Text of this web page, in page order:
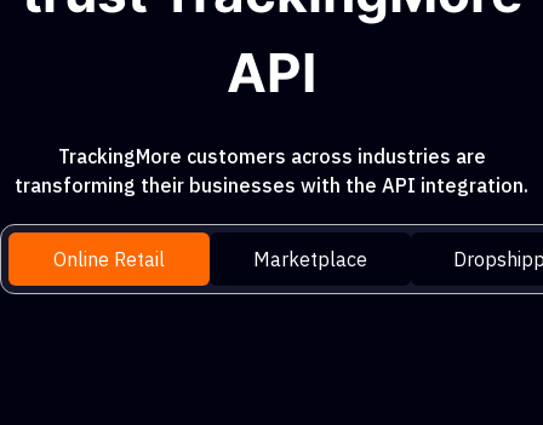
API
TrackingMore customers across industries are
transforming their businesses with the API integration.
Online Retail Marketplace